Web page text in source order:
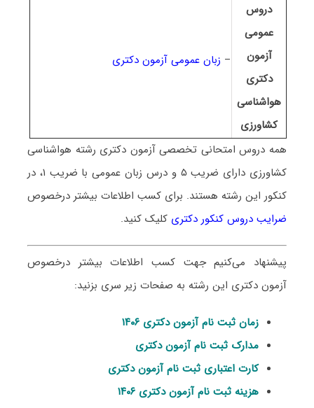
دروس
عمومی
آزمون
دکتری
هواشناسی
کشاورزی
– زبان عمومی آزمون دکتری
همه دروس امتحانی تخصصی آزمون دکتری رشته هواشناسی
کشاورزی
دارای ضریب ۵ و درس زبان عمومی با ضریب ۱، در
کنکور این رشته هستند. برای کسب اطلاعات بیشتر درخصوص
ضرایب دروس کنکور دکتری کلیک کنید.
پیشنهاد می‌کنیم جهت کسب اطلاعات بیشتر درخصوص
آزمون دکتری این رشته به صفحات زیر سری بزنید:
زمان ثبت نام آزمون دکتری ۱۴۰۶
مدارک ثبت نام آزمون دکتری
کارت اعتباری ثبت نام آزمون دکتری
هزینه ثبت نام آزمون دکتری ۱۴۰۶